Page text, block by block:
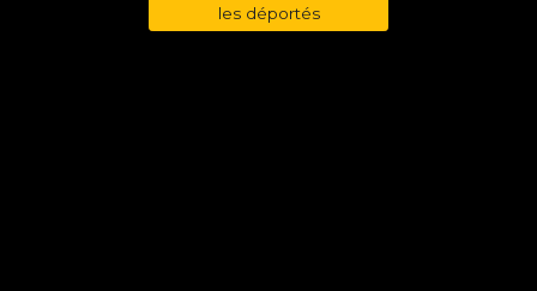
les déportés